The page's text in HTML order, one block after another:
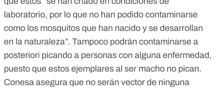
laboratorio, por lo que no han podido contaminarse
como los mosquitos que han nacido y se desarrollan
en la naturaleza”. Tampoco podrán contaminarse a
posteriori picando a personas con alguna enfermedad,
puesto que estos ejemplares al ser macho no pican.
Conesa asegura que no serán vector de ninguna